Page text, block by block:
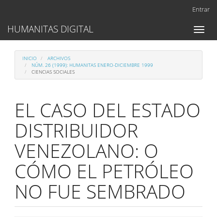
Contenido
principal
lateral
Entrar
Toggle
HUMANITAS DIGITAL
INICIO
ARCHIVOS
NÚM. 26 (1999): HUMANITAS ENERO-DICIEMBRE 1999
CIENCIAS SOCIALES
EL CASO DEL ESTADO
DISTRIBUIDOR
VENEZOLANO: O
CÓMO EL PETRÓLEO
NO FUE SEMBRADO